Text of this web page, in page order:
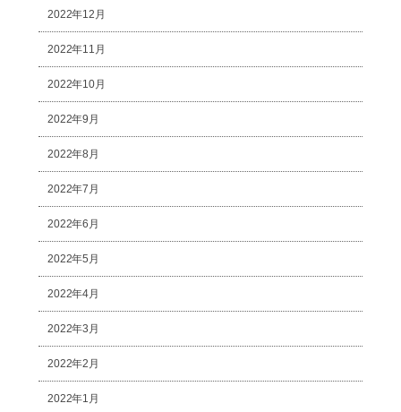
2022年12月
2022年11月
2022年10月
2022年9月
2022年8月
2022年7月
2022年6月
2022年5月
2022年4月
2022年3月
2022年2月
2022年1月